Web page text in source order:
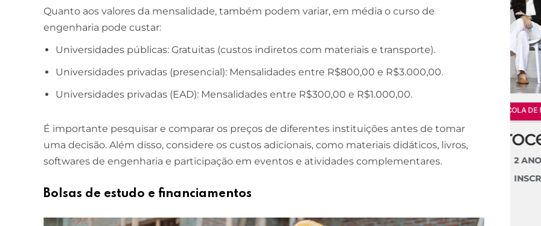
Quanto aos valores da mensalidade, também podem variar, em média o curso de
engenharia pode custar:
Universidades públicas: Gratuitas (custos indiretos com materiais e transporte).
Universidades privadas (presencial): Mensalidades entre R$800,00 e R$3.000,00.
Universidades privadas (EAD): Mensalidades entre R$300,00 e R$1.000,00.
É importante pesquisar e comparar os preços de diferentes instituições antes de tomar
uma decisão. Além disso, considere os custos adicionais, como materiais didáticos, livros,
softwares de engenharia e participação em eventos e atividades complementares.
Bolsas de estudo e financiamentos
Contábeis
4 ANOS
ENADE/MEC
Processos Gerenciais
2 ANOS